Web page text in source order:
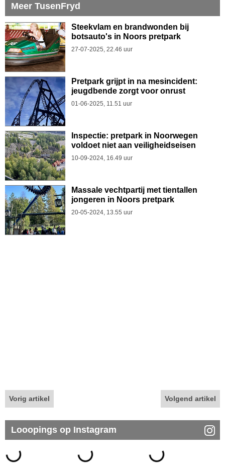
Meer TusenFryd
Steekvlam en brandwonden bij
botsauto's in Noors pretpark
27-07-2025, 22.46 uur
Pretpark grijpt in na mesincident:
jeugdbende zorgt voor onrust
01-06-2025, 11.51 uur
Inspectie: pretpark in Noorwegen
voldoet niet aan veiligheidseisen
10-09-2024, 16.49 uur
Massale vechtpartij met tientallen
jongeren in Noors pretpark
20-05-2024, 13.55 uur
Vorig artikel Volgend artikel
Looopings op Instagram